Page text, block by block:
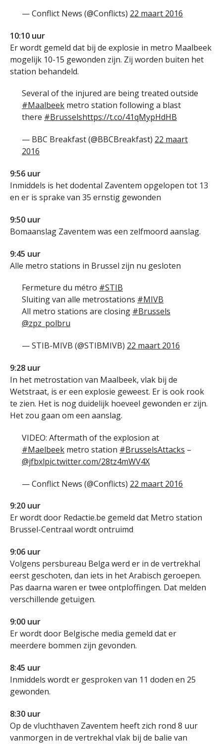
— Conflict News (@Conflicts) 22 maart 2016
10:10 uur
Er wordt gemeld dat bij de explosie in metro Maalbeek
mogelijk 10-15 gewonden zijn. Zij worden buiten het
station behandeld.
Several of the injured are being treated outside
#Maalbeek metro station following a blast
there #Brusselshttps://t.co/41qMypHdHB
— BBC Breakfast (@BBCBreakfast) 22 maart
2016
9:56 uur
Inmiddels is het dodental Zaventem opgelopen tot 13
en er is sprake van 35 ernstig gewonden
9:50 uur
Bomaanslag Zaventem was een zelfmoord aanslag.
9:45 uur
Alle metro stations in Brussel zijn nu gesloten
Fermeture du métro #STIB
Sluiting van alle metrostations #MIVB
All metro stations are closing #Brussels
@zpz_polbru
— STIB-MIVB (@STIBMIVB) 22 maart 2016
9:28 uur
In het metrostation van Maalbeek, vlak bij de
Wetstraat, is er een explosie geweest. Er is ook rook
te zien. Het is nog duidelijk hoeveel gewonden er zijn.
Het zou gaan om een aanslag.
VIDEO: Aftermath of the explosion at
#Maelbeek metro station #BrusselsAttacks –
@jfbxlpic.twitter.com/28tz4mWV4X
— Conflict News (@Conflicts) 22 maart 2016
9:20 uur
Er wordt door Redactie.be gemeld dat Metro station
Brussel-Centraal wordt ontruimd
9:06 uur
Volgens persbureau Belga werd er in de vertrekhal
eerst geschoten, dan iets in het Arabisch geroepen.
Pas daarna waren er twee ontploffingen. Dat melden
verschillende getuigen.
9:00 uur
Er wordt door Belgische media gemeld dat er
meerdere bommen zijn gevonden.
8:45 uur
Inmiddels wordt er gesproken van 11 doden en 25
gewonden.
8:30 uur
Op de vluchthaven Zaventem heeft zich rond 8 uur
vanmorgen in de vertrekhal vlak bij de balie van